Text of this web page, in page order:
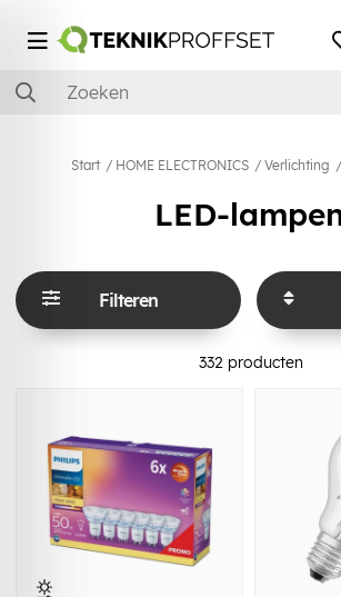
Start HOME ELECTRONICS Verlichting
LED-
Filteren
332 producten